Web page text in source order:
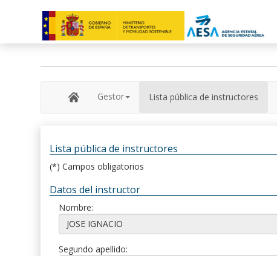
Gestor Lista pública de instructores
Lista pública de instructores
(*) Campos obligatorios
Datos del instructor
Nombre:
Segundo apellido: